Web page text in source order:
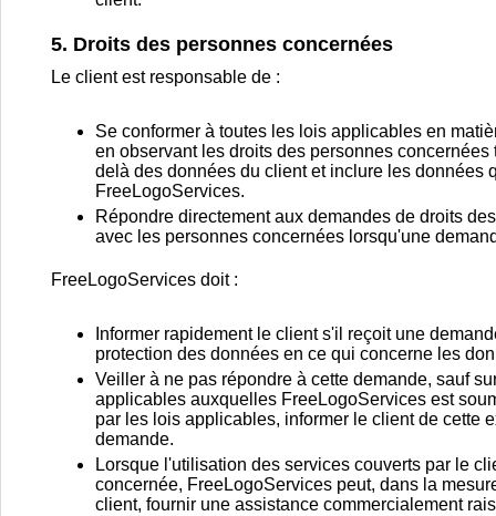
5. Droits des personnes concernées
Le client est responsable de :
Se conformer à toutes les lois applicables en
en observant les droits des personnes
delà des données du client et inclure les données
FreeLogoServices.
Répondre directement aux demandes de droits
avec les personnes concernées lorsqu'une
FreeLogoServices doit :
Informer rapidement le client s'il reçoit une
protection des données en ce qui concerne les
Veiller à ne pas répondre à cette demande, sauf
applicables auxquelles FreeLogoServices est
par les lois applicables, informer le client de cette
demande.
Lorsque l'utilisation des services couverts par le
concernée, FreeLogoServices peut, dans la
client, fournir une assistance commercialement